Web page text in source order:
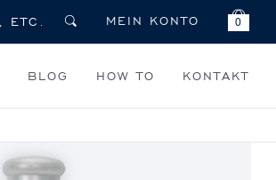
MEIN KONTO 0
BLOG HOW TO KONTAKT